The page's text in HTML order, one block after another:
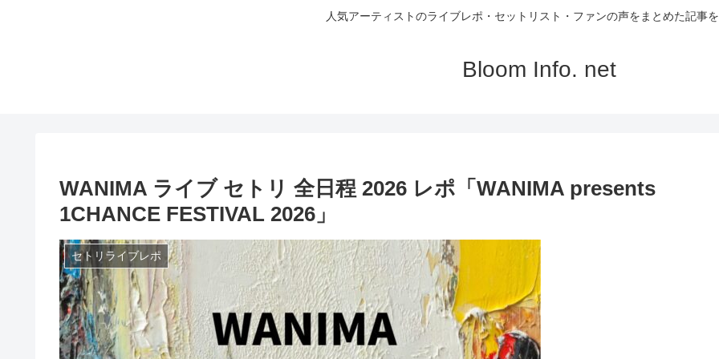
人気アーティストのライブレポ・セットリスト・ファンの声をまとめた記事
Bloom Info. net
WANIMA ライブ セトリ 全日程 2026 レポ「WANIMA presents
1CHANCE FESTIVAL 2026」
セトリライブレポ